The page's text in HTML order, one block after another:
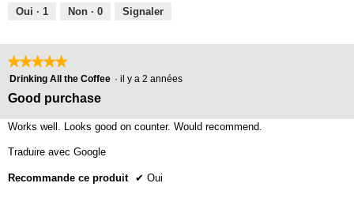
5
Oui · 1 Non · 0 Signaler
★★★★★
★★★★★
5
étoile(s)
5.
Drinking All the Coffee · il y a 2 années
Good purchase
Works well. Looks good on counter. Would recommend.
Traduire avec Google
Recommande ce produit ✔ Oui